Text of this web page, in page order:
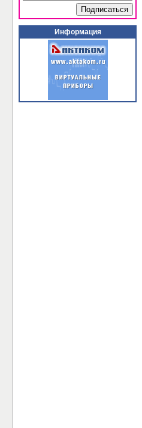
Информация